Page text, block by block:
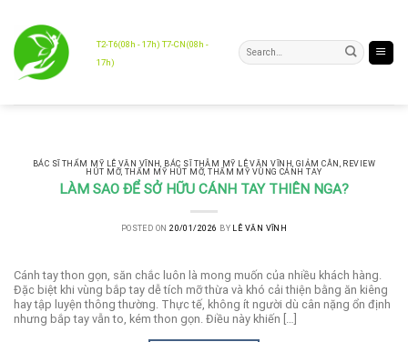
content
T2-T6(08h - 17h) T7-CN(08h -
17h)
BÁC SĨ THẨM MỸ LÊ VĂN VĨNH, BÁC SĨ THẪM MỸ LÊ VĂN VĨNH, GIẢM CÂN , REVIEW
HÚT MỠ, THẨM MỸ HÚT MỠ,THẨM MỸ VÙNG CÁNH TAY
LÀM SAO ĐỂ SỞ HỮU CÁNH TAY THIÊN NGA?
POSTED ON20/01/2026 BY LÊ VĂN VĨNH
Cánh tay thon gọn, săn chắc luôn là mong muốn của nhiều khách hàng.
Đặc biệt khi vùng bắp tay dễ tích mỡ thừa và khó cải thiện bằng ăn kiêng
hay tập luyện thông thường. Thực tế, không ít người dù cân nặng ổn định
nhưng bắp tay vẫn to, kém thon gọn. Điều này khiến […]